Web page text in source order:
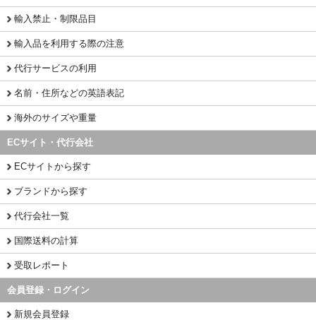
輸入禁止・制限品目
輸入品を利用する際の注意
代行サービスの利用
名前・住所などの英語表記
海外のサイズや重量
ECサイト・代行会社
ECサイトから探す
ブランドから探す
代行会社一覧
国際送料の計算
受取レポート
会員登録・ログイン
新規会員登録